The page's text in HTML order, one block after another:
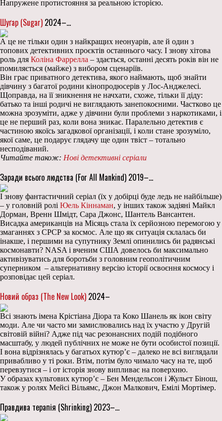
Напружене протистояння за реальною історією.
Шуґар (Sugar) 2024–…
А це не тільки один з найкращих неонуарів, але й один з
топових детективних проєктів останнього часу. І знову хітова
роль для Коліна Фаррелла – здається, останні десять років він не
помиляється (майже) з вибором сценаріїв.
Він грає приватного детектива, якого наймають, щоб знайти
дівчину з багатої родини кінопродюсерів у Лос-Анджелесі.
Щоправда, на її зникнення не начхати, схоже, тільки її діду:
батько та інші родичі не виглядають занепокоєними. Частково це
можна зрозуміти, адже у дівчини були проблеми з наркотиками, і
це не перший раз, коли вона зникає. Паралельно детектив є
частиною якоїсь загадкової організації, і коли стане зрозуміло,
якої саме, це подарує глядачу ще один твіст – тотально
несподіваний.
Читайте також: Нові детективні серіали
Заради всього людства (For All Mankind) 2019–…
І знову фантастичний серіал (їх у добірці буде ледь не найбільше)
– у головній ролі Юель Кіннаман, у інших також задіяні Майкл
Дорман, Вренн Шмідт, Сара Джонс, Шантель Вансантен.
Висадка американців на Місяць стала їх серйозною перемогою у
змаганнях з СРСР за космос. Але що як ситуація склалась би
інакше, і першими на супутнику Землі опинились би радянські
космонавти? NASA і вченим США довелось би максимально
активізуватись для боротьби з головним геополітичним
суперником – альтернативну версію історії освоєння космосу і
розповідає цей серіал.
Новий образ (The New Look) 2024–
Всі знають імена Крістіана Діора та Коко Шанель як ікон світу
моди. Але чи часто ми замислювались над їх участю у Другій
світовій війні? Адже під час резонансних подій подібного
масштабу, у людей публічних не може не бути особистої позиції.
І вона відрізнялась у багатьох кутюр’є – далеко не всі виглядали
привабливо у ті роки. Втім, потім було чимало часу на те, щоб
перевзутися – і от історія знову випливає на поверхню.
У образах культових кутюр’є – Бен Мендельсон і Жульєт Бінош,
також у ролях Мейсі Вільямс, Джон Малкович, Емілі Мортімер.
Правдива терапія (Shrinking) 2023–…